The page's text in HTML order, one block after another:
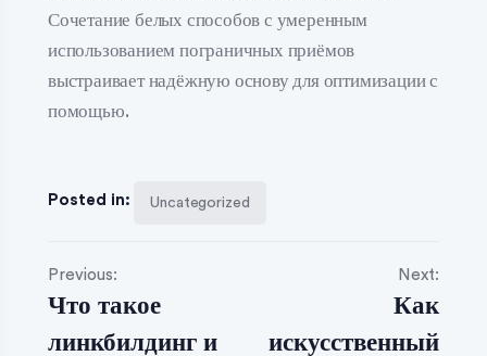
Сочетание белых способов с умеренным
использованием пограничных приёмов
выстраивает надёжную основу для оптимизации с
помощью.
Posted in: Uncategorized
Previous:
Что такое
линкбилдинг и
Next:
Как
искусственный